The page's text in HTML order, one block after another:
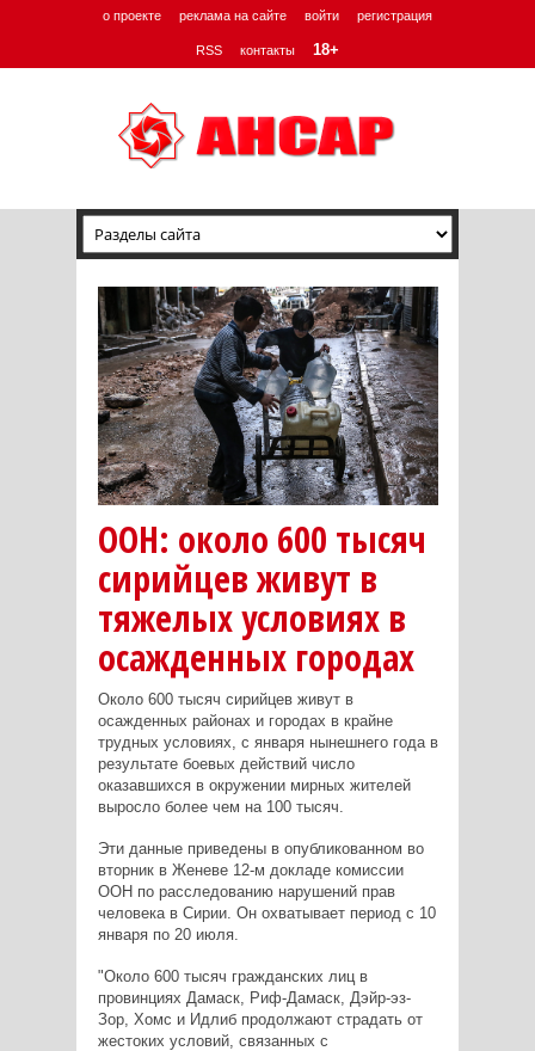
о проекте реклама на сайте войти регистрация
RSS контакты 18+
ООН: около 600 тысяч
сирийцев живут в
тяжелых условиях в
осажденных городах
Около 600 тысяч сирийцев живут в
осажденных районах и городах в крайне
трудных условиях, с января нынешнего года в
результате боевых действий число
оказавшихся в окружении мирных жителей
выросло более чем на 100 тысяч.
Эти данные приведены в опубликованном во
вторник в Женеве 12-м докладе комиссии
ООН по расследованию нарушений прав
человека в Сирии. Он охватывает период с 10
января по 20 июля.
"Около 600 тысяч гражданских лиц в
провинциях Дамаск, Риф-Дамаск, Дэйр-эз-
Зор, Хомс и Идлиб продолжают страдать от
жестоких условий, связанных с